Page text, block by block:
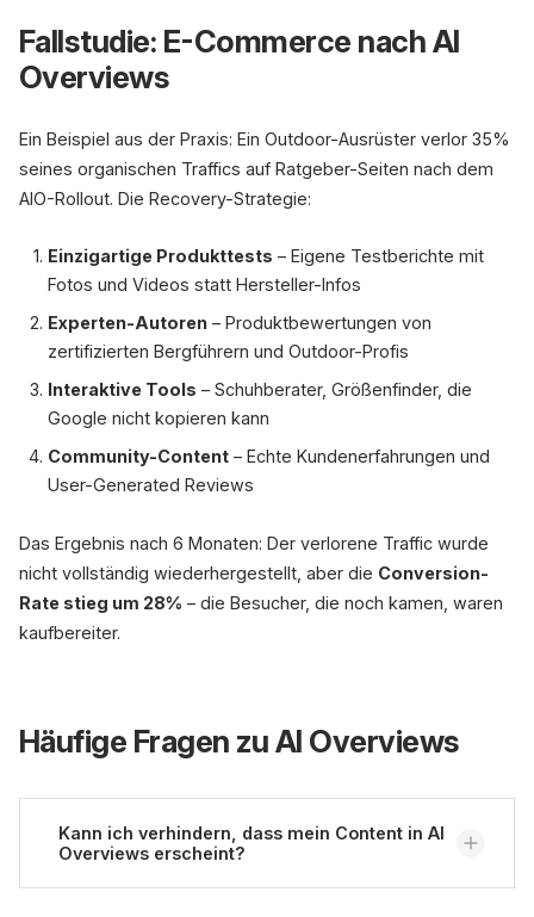
Fallstudie: E-Commerce nach AI
Overviews
Ein Beispiel aus der Praxis: Ein Outdoor-Ausrüster verlor 35%
seines organischen Traffics auf Ratgeber-Seiten nach dem
AIO-Rollout. Die Recovery-Strategie:
Einzigartige Produkttests – Eigene Testberichte mit
Fotos und Videos statt Hersteller-Infos
Experten-Autoren – Produktbewertungen von
zertifizierten Bergführern und Outdoor-Profis
Interaktive Tools – Schuhberater, Größenfinder, die
Google nicht kopieren kann
Community-Content – Echte Kundenerfahrungen und
User-Generated Reviews
Das Ergebnis nach 6 Monaten: Der verlorene Traffic wurde
nicht vollständig wiederhergestellt, aber die Conversion-
Rate stieg um 28% – die Besucher, die noch kamen, waren
kaufbereiter.
Häufige Fragen zu AI Overviews
Kann ich verhindern, dass mein Content in AI
Overviews erscheint?